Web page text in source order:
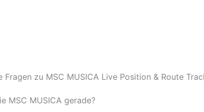
Fragen zu MSC MUSICA Live Position & Route
MSC MUSICA gerade?